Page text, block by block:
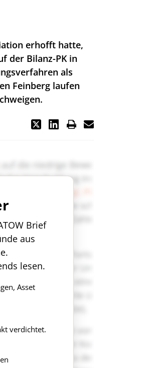
erhofft hatte,
der Bilanz-PK in
als
Feinberg laufen
Brief
aus
lesen.
Asset
verdichtet.